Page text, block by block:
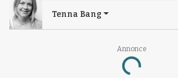
Annonce
Tenna Bang